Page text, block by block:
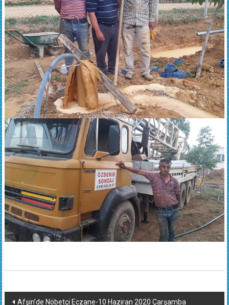
Yazı
Afşin’de Nöbetçi Eczane-10 Haziran 2020 Çarşamba